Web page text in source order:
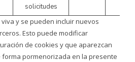
solicitudes
y se pueden incluir nuevos
Esto puede modificar
de cookies y que aparezcan
pormenorizada en la presente